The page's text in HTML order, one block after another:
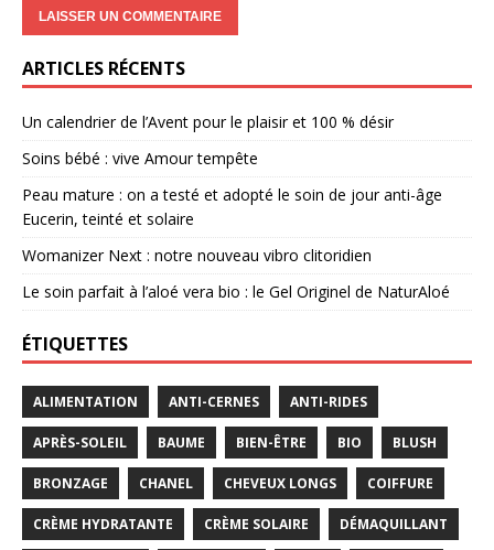
ARTICLES RÉCENTS
Un calendrier de l’Avent pour le plaisir et 100 % désir
Soins bébé : vive Amour tempête
Peau mature : on a testé et adopté le soin de jour anti-âge
Eucerin, teinté et solaire
Womanizer Next : notre nouveau vibro clitoridien
Le soin parfait à l’aloé vera bio : le Gel Originel de NaturAloé
ÉTIQUETTES
ALIMENTATION ANTI-CERNES ANTI-RIDES
APRÈS-SOLEIL BAUME BIEN-ÊTRE BIO BLUSH
BRONZAGE CHANEL CHEVEUX LONGS COIFFURE
CRÈME HYDRATANTE CRÈME SOLAIRE DÉMAQUILLANT